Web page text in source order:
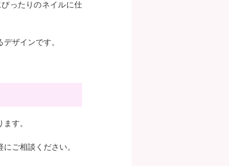
ったりのネイルに仕
ザインです。
す。
ご相談ください。